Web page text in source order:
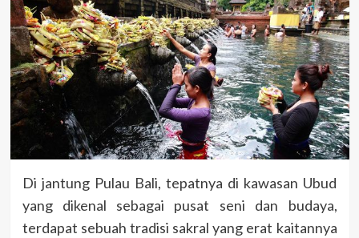
Di jantung Pulau Bali, tepatnya di kawasan Ubud
yang dikenal sebagai pusat seni dan budaya,
terdapat sebuah tradisi sakral yang erat kaitannya